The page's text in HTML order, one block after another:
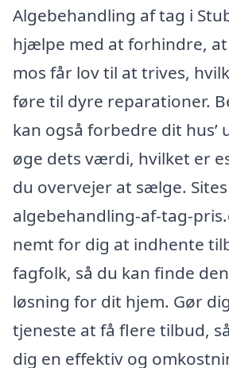
Algebehandling af tag i
hjælpe med at forhindre, at
mos får lov til at trives,
føre til dyre reparationer.
kan også forbedre dit hus’
øge dets værdi, hvilket er
du overvejer at sælge.
algebehandling-af-tag-
nemt for dig at indhente
fagfolk, så du kan finde
løsning for dit hjem. Gør
tjeneste at få flere tilbud,
dig en effektiv og